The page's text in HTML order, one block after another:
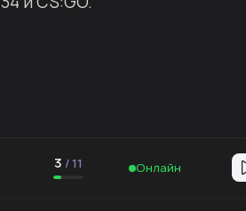
3 /11 Онлайн